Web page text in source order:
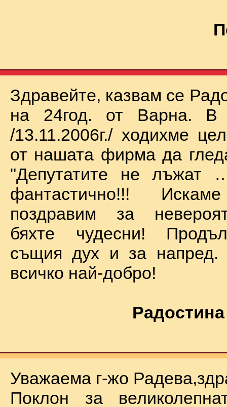
Здравейте, казвам се
на 24год. от Варна. В
/13.11.2006г./ ходихме
от нашата фирма да
"Депутатите не
фантастично!!!
поздравим за
бяхте чудесни!
същия дух и за
всичко най-добро!
Уважаема г-жо
Поклон за